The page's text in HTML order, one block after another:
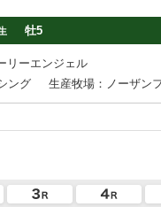
牡5
リーエンジェル
ング
生産牧場：ノーザン